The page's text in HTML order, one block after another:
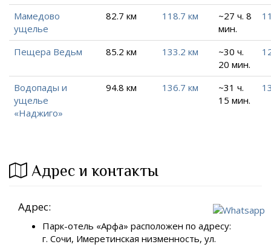
Мамедово
ущелье
82.7 км 118.7 км
~27 ч. 8
мин.
Пещера Ведьм 85.2 км 133.2 км
~30 ч.
20 мин.
Водопады и
ущелье
«Наджиго»
94.8 км 136.7 км
~31 ч.
15 мин.
Адрес и контакты
Адрес:
Парк-отель «Арфа» расположен по адресу:
г. Сочи, Имеретинская низменность, ул.